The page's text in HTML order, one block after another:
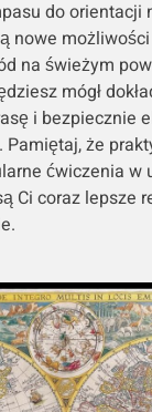
do orientacji
nowe
na świeżym
mógł
i bezpiecznie
Pamiętaj, że
ćwiczenia w
Ci coraz lepsze